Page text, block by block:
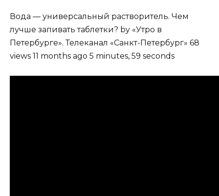
Вода — универсальный растворитель. Чем
лучше запивать таблетки? by «Утро в
Петербурге». Телеканал «Санкт-Петербург» 68
views 11 months ago 5 minutes, 59 seconds